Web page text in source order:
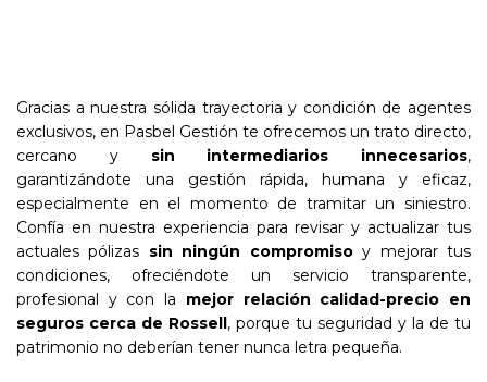
Gracias a nuestra sólida trayectoria y condición de agentes
exclusivos, en Pasbel Gestión te ofrecemos un trato directo,
cercano y sin intermediarios innecesarios,
garantizándote una gestión rápida, humana y eficaz,
especialmente en el momento de tramitar un siniestro.
Confía en nuestra experiencia para revisar y actualizar tus
actuales pólizas sin ningún compromisoy mejorar tus
condiciones, ofreciéndote un servicio transparente,
profesional y con la mejor relación calidad-precio en
seguros cerca de Rossell, porque tu seguridad y la de tu
patrimonio no deberían tener nunca letra pequeña.